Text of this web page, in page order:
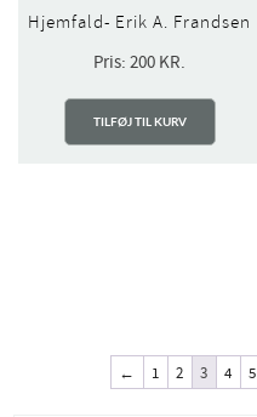
Hjemfald- Erik A. Frandsen
Pris:200 KR.
TILFØJ TIL KURV
← 1 2 3 4 5